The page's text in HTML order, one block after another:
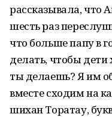
рассказывала, что
шесть раз
что больше папу в
делать, чтобы дети
ты делаешь? Я им
вместе сходим на
шихан Торатау,